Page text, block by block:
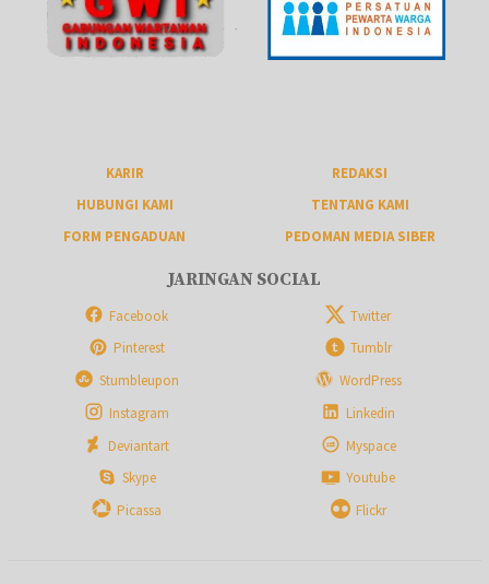
KARIR
REDAKSI
HUBUNGI KAMI
TENTANG KAMI
FORM PENGADUAN
PEDOMAN MEDIA SIBER
JARINGAN SOCIAL
Facebook
Twitter
Pinterest
Tumblr
Stumbleupon
WordPress
Instagram
Linkedin
Deviantart
Myspace
Skype
Youtube
Picassa
Flickr